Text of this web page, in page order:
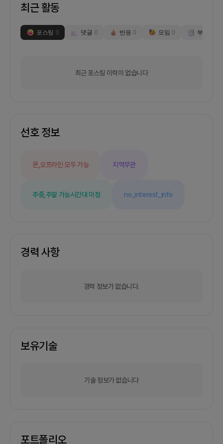
최근 활동
포스팅 0 댓글 0 반응 0 모임 0 부스
최근 포스팅 이력이 없습니다
선호 정보
온,오프라인 모두 가능 지역무관
주중,주말 가능시간대 미정 no_interest_info
경력 사항
경력 정보가 없습니다.
보유기술
기술 정보가 없습니다
포트폴리오